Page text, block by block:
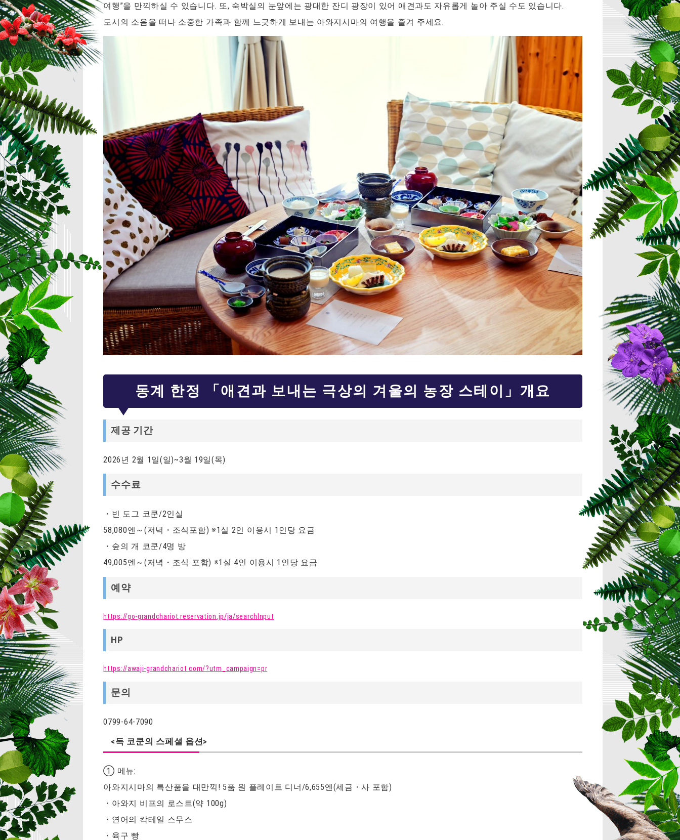
여행”을 만끽하실 수 있습니다. 또, 숙박실의 눈앞에는 광대한 잔디 광장이 있어 애견과도 자유롭게 놀아 주실 수도 있습니다.
도시의 소음을 떠나 소중한 가족과 함께 느긋하게 보내는 아와지시마의 여행을 즐겨 주세요.
동계 한정 「애견과 보내는 극상의 겨울의 농장 스테이」개요
제공 기간
2026년 2월 1일(일)~3월 19일(목)
수수료
・빈 도그 코쿤/2인실
58,080엔～(저녁・조식포함) ※1실 2인 이용시 1인당 요금
・숲의 개 코쿤/4명 방
49,005엔～(저녁・조식 포함) ※1실 4인 이용시 1인당 요금
예약
https://go-grandchariot.reservation.jp/ja/searchInput
HP
https://awaji-grandchariot.com/?utm_campaign=pr
문의
0799-64-7090
<독 코쿤의 스페셜 옵션>
① 메뉴:
아와지시마의 특산품을 대만끽! 5품 원 플레이트 디너/6,655엔(세금・사 포함)
・아와지 비프의 로스트(약 100g)
・연어의 칵테일 스무스
・육구 빵